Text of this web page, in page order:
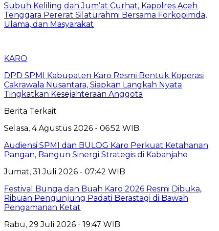
Subuh Keliling dan Jum’at Curhat, Kapolres Aceh
Tenggara Pererat Silaturahmi Bersama Forkopimda,
Ulama, dan Masyarakat
KARO
DPD SPMI Kabupaten Karo Resmi Bentuk Koperasi
Cakrawala Nusantara, Siapkan Langkah Nyata
Tingkatkan Kesejahteraan Anggota
Berita Terkait
Selasa, 4 Agustus 2026 - 06:52 WIB
Audiensi SPMI dan BULOG Karo Perkuat Ketahanan
Pangan, Bangun Sinergi Strategis di Kabanjahe
Jumat, 31 Juli 2026 - 07:42 WIB
Festival Bunga dan Buah Karo 2026 Resmi Dibuka,
Ribuan Pengunjung Padati Berastagi di Bawah
Pengamanan Ketat
Rabu, 29 Juli 2026 - 19:47 WIB